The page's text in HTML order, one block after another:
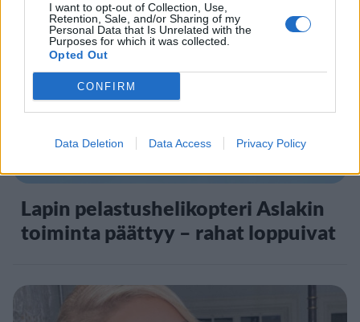
I want to opt-out of Collection, Use,
Retention, Sale, and/or Sharing of my
Personal Data that Is Unrelated with the
Purposes for which it was collected.
Opted Out
CONFIRM
Data Deletion Data Access Privacy Policy
5
Lapin pelastushelikopteri Aslakin
toiminta päättyy – rahat loppuivat